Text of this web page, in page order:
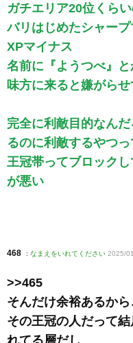
ガチエリア20位くら
バリはじめたシャー
XPマイナス
名前に『ようつべ』
味方に来ると嫌がら
完全に利敵目的なん
るのに利敵するやつ
王冠帯ってブロック
が悪い
468 : なまえをいれてください 2025/
>>465
そんだけ余裕あるか
その王冠の人だって
れてる層だし